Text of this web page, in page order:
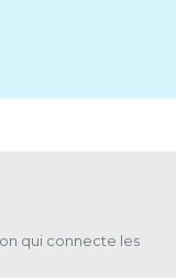
qui connecte les